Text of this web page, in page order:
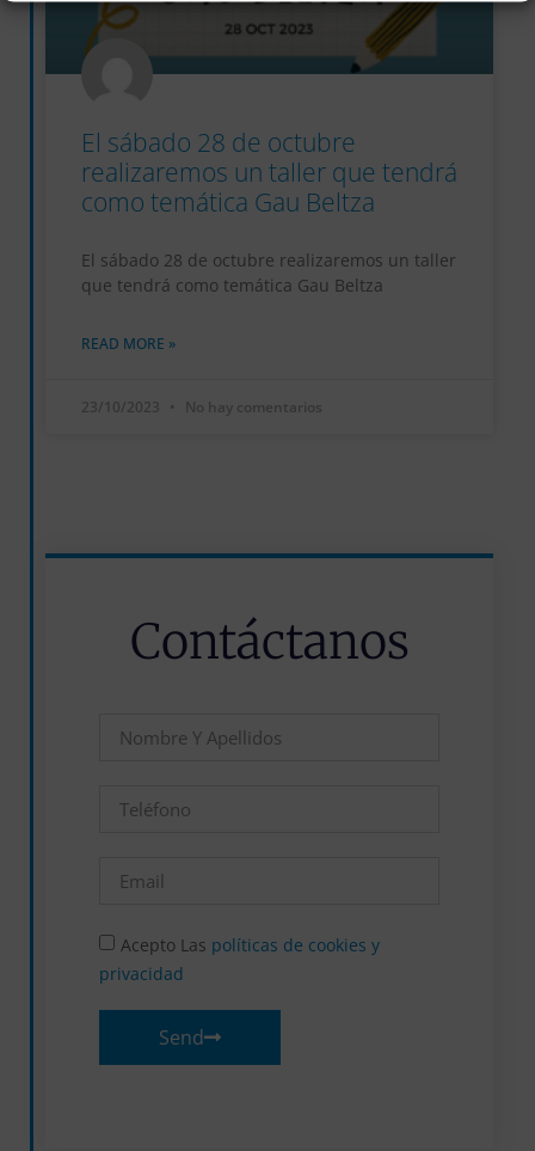
El sábado 28 de octubre
realizaremos un taller que tendrá
como temática Gau Beltza
El sábado 28 de octubre realizaremos un taller
que tendrá como temática Gau Beltza
READ MORE »
23/10/2023 No hay comentarios
Contáctanos
Acepto Las políticas de cookies y
privacidad
Send